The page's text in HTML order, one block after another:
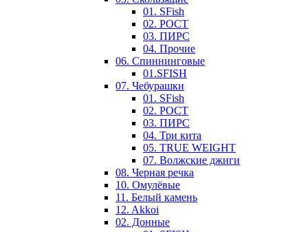
01. SFish
02. РОСТ
03. ПИРС
04. Прочие
06. Спиннинговые
01.SFISH
07. Чебурашки
01. SFish
02. РОСТ
03. ПИРС
04. Три кита
05. TRUE WEIGHT
07. Волжские джиги
08. Черная речка
10. Омулёвые
11. Белый камень
12. Akkoi
02. Донные